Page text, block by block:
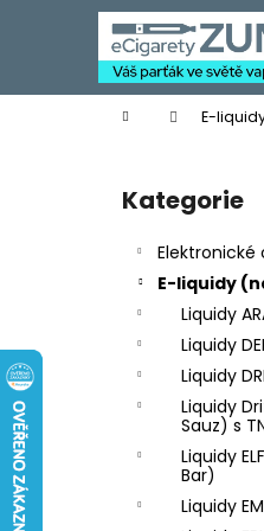
Domů E-
Přeskočit
kategorie
Kategorie
E-liquidy
Liquidy
Liquidy
Liquidy
Liquidy
Sauz) s
Liquidy
Bar)
Liquidy
í
Zpět
do
Zpět
do